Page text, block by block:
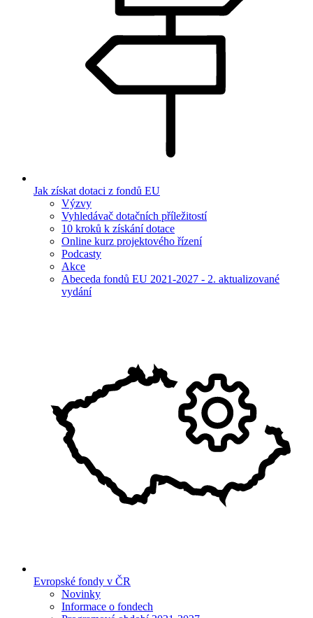
Jak získat dotaci z fondů EU
Výzvy
Vyhledávač dotačních příležitostí
10 kroků k získání dotace
Online kurz projektového řízení
Podcasty
Akce
Abeceda fondů EU 2021-2027 - 2. aktualizované
vydání
Evropské fondy v ČR
Novinky
Informace o fondech